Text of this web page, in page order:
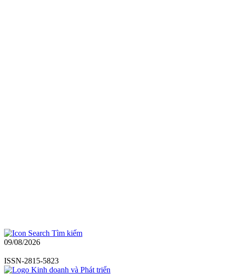
Tìm kiếm
09/08/2026
ISSN-2815-5823